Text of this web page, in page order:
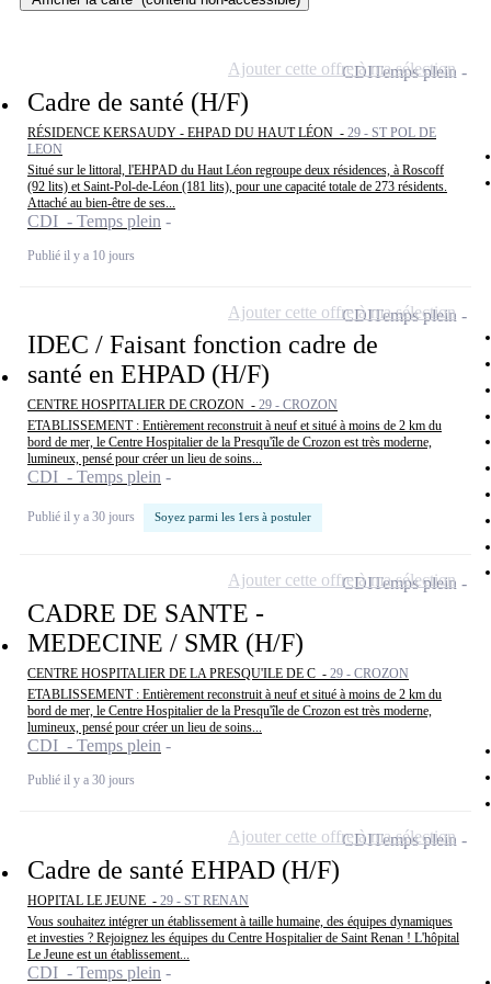
Cadre de santé (H/F)
RÉSIDENCE KERSAUDY - EHPAD DU HAUT LÉON - 29 - ST POL DE
LEON
Situé sur le littoral, l'EHPAD du Haut Léon regroupe deux résidences, à Roscoff
(92 lits) et Saint-Pol-de-Léon (181 lits), pour une capacité totale de 273 résidents.
Attaché au bien-être de ses...
CDI - Temps plein
Publié il y a 10 jours
CDITemps plein
Ajouter cette offre à ma sélection
IDEC / Faisant fonction cadre de
santé en EHPAD (H/F)
CENTRE HOSPITALIER DE CROZON - 29 - CROZON
ETABLISSEMENT : Entièrement reconstruit à neuf et situé à moins de 2 km du
bord de mer, le Centre Hospitalier de la Presqu'île de Crozon est très moderne,
lumineux, pensé pour créer un lieu de soins...
CDI - Temps plein
Publié il y a 30 jours Soyez parmi les 1ers à postuler
CDITemps plein
Ajouter cette offre à ma sélection
CADRE DE SANTE -
MEDECINE / SMR (H/F)
CENTRE HOSPITALIER DE LA PRESQU'ILE DE C - 29 - CROZON
ETABLISSEMENT : Entièrement reconstruit à neuf et situé à moins de 2 km du
bord de mer, le Centre Hospitalier de la Presqu'île de Crozon est très moderne,
lumineux, pensé pour créer un lieu de soins...
CDI - Temps plein
Publié il y a 30 jours
CDITemps plein
Ajouter cette offre à ma sélection
Cadre de santé EHPAD (H/F)
HOPITAL LE JEUNE - 29 - ST RENAN
Vous souhaitez intégrer un établissement à taille humaine, des équipes dynamiques
et investies ? Rejoignez les équipes du Centre Hospitalier de Saint Renan ! L'hôpital
Le Jeune est un établissement...
CDI - Temps plein
CDITemps plein
Ajouter cette offre à ma sélection